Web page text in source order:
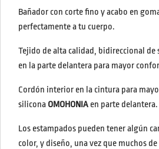
Bañador con corte fino y acabo en
perfectamente a tu cuerpo.
Tejido de alta calidad, bidireccional de
en la parte delantera para mayor
Cordón interior en la cintura para
silicona OMOHONIA en parte delantera.
Los estampados pueden tener algún
color, y diseño, una vez que muchos